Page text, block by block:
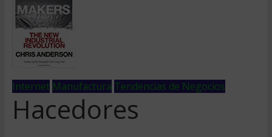
Internet Manufactura Tendencias de Negocios
Hacedores